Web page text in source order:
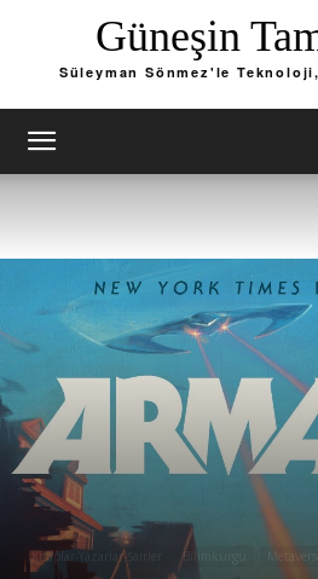
Güneşin
Süleyman Sönmez'le
Kitaplar-Yazarlar-Şairler Bilimkurgu